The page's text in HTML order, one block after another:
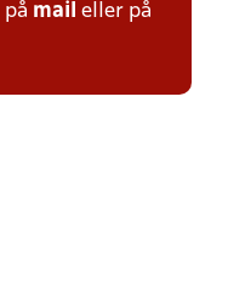
mail eller på